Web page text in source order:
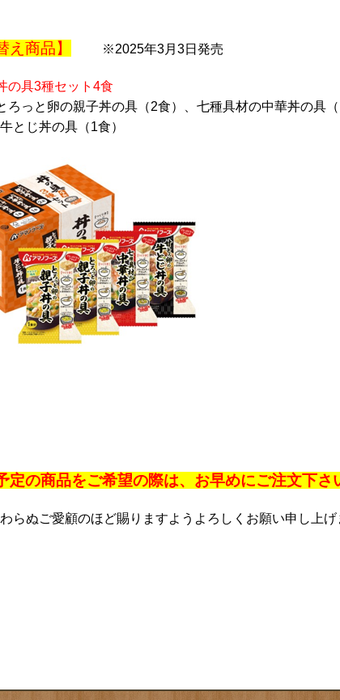
え商品】 ※2025年3月3日発売
の具3種セット4食
っと卵の親子丼の具（2食）、七種具材の中華丼の具
丼の具（1食）
定の商品をご希望の際は、お早めにご注文下さ
らぬご愛顧のほど賜りますようよろしくお願い申し上げ